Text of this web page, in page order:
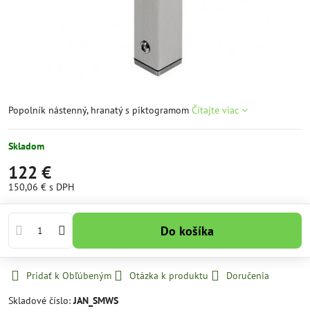
Popolník nástenný, hranatý s piktogramom Čítajte viac
Skladom
122 €
150,06 € s DPH
Do košíka
Pridať k Obľúbeným Otázka k produktu
Doručenia
Skladové číslo:JAN_SMWS